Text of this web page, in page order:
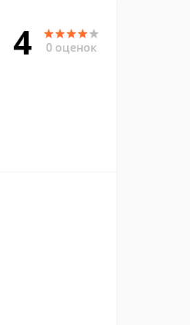
4 0 оценок